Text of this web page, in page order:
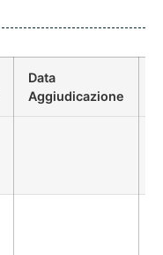
Data
Aggiudicazione